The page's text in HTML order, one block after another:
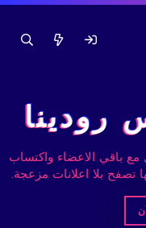
رودينا
مع باقي الاعضاء واكتساب
تصفح بلا اعلانات مزعجة.